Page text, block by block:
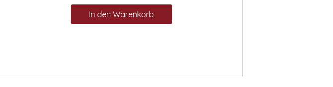
In den Warenkorb